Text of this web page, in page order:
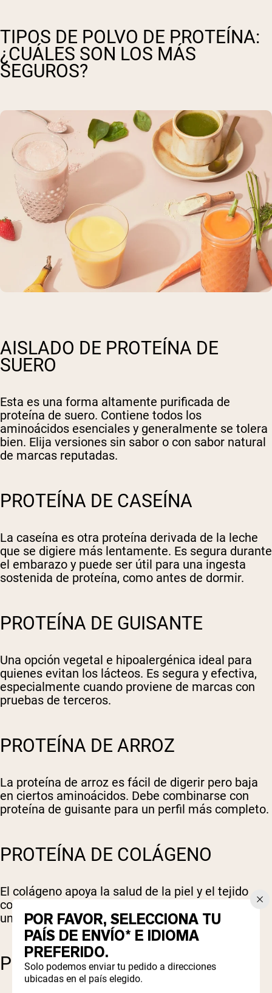
TIPOS DE POLVO DE PROTEÍNA:
¿CUÁLES SON LOS MÁS
SEGUROS?
AISLADO DE PROTEÍNA DE
SUERO
Esta es una forma altamente purificada de
proteína de suero. Contiene todos los
aminoácidos esenciales y generalmente se tolera
bien. Elija versiones sin sabor o con sabor natural
de marcas reputadas.
PROTEÍNA DE CASEÍNA
La caseína es otra proteína derivada de la leche
que se digiere más lentamente. Es segura durante
el embarazo y puede ser útil para una ingesta
sostenida de proteína, como antes de dormir.
PROTEÍNA DE GUISANTE
Una opción vegetal e hipoalergénica ideal para
quienes evitan los lácteos. Es segura y efectiva,
especialmente cuando proviene de marcas con
pruebas de terceros.
PROTEÍNA DE ARROZ
La proteína de arroz es fácil de digerir pero baja
en ciertos aminoácidos. Debe combinarse con
proteína de guisante para un perfil más completo.
PROTEÍNA DE COLÁGENO
El colágeno apoya la salud de la piel y el tejido
conectivo y generalmente es seguro, pero no es
una proteína completa.
PROTEÍNA DE CÁÑAMO
POR FAVOR, SELECCIONA TU
PAÍS DE ENVÍO* E IDIOMA
PREFERIDO.
Solo podemos enviar tu pedido a direcciones
ubicadas en el país elegido.